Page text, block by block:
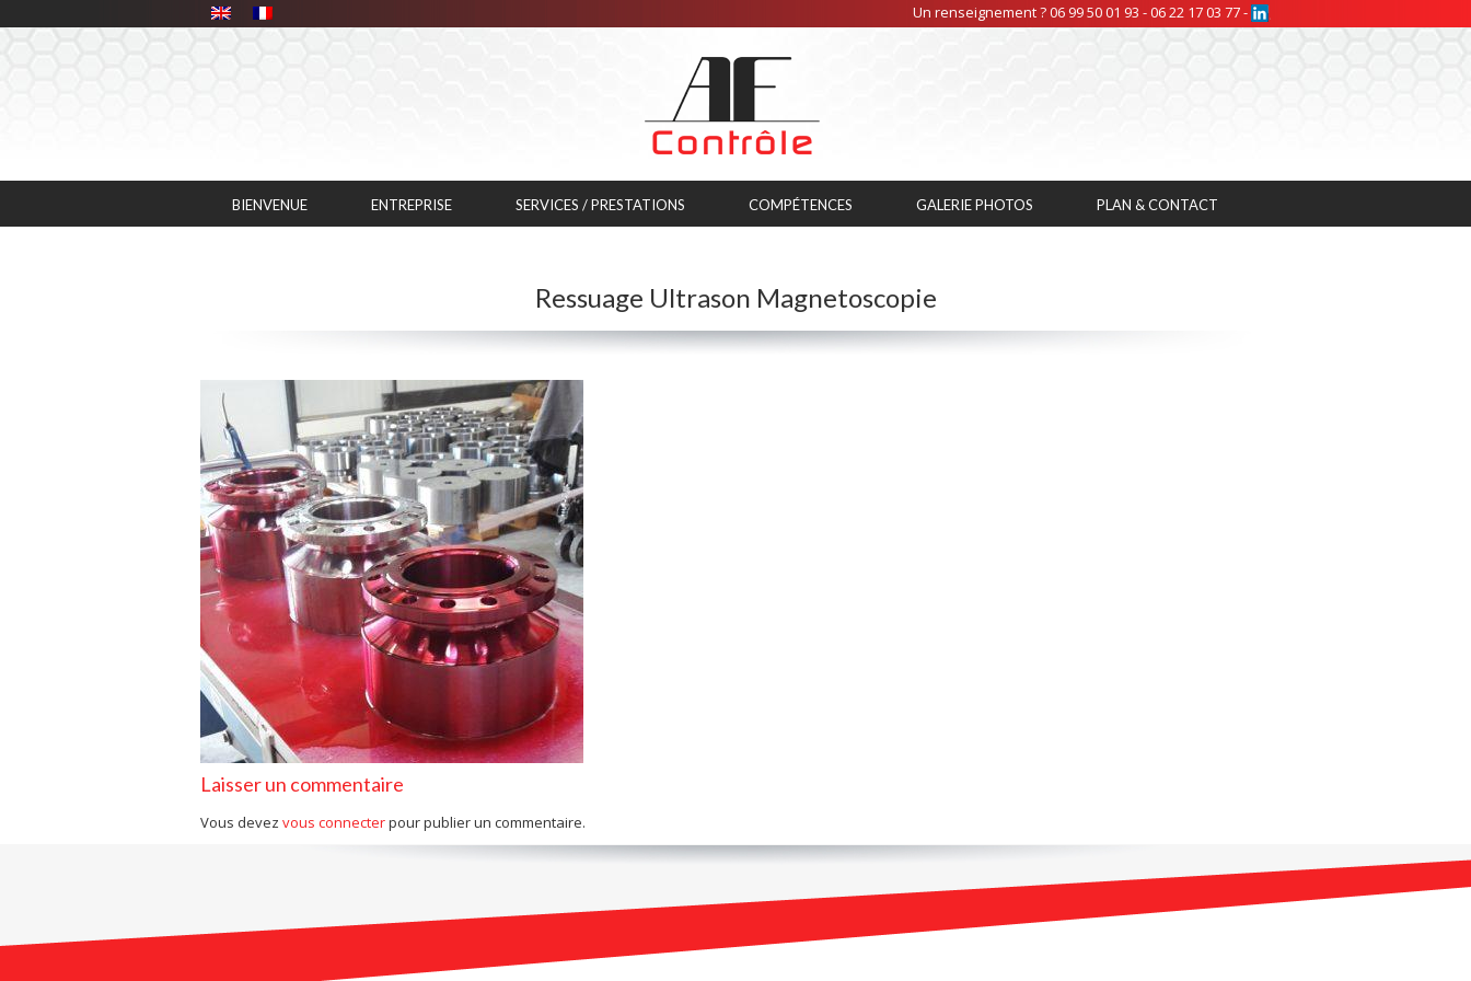
Un renseignement ? 06 99 50 01 93 - 06 22 17 03 77 -
BIENVENUE ENTREPRISE SERVICES / PRESTATIONS COMPÉTENCES GALERIE PHOTOS PLAN & CONTACT
Ressuage Ultrason Magnetoscopie
Laisser un commentaire
Vous devez vous connecterpour publier un commentaire.
Panneau de gestion des cookies